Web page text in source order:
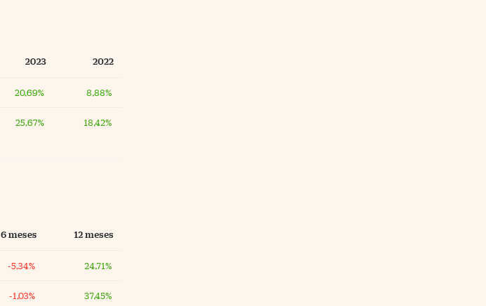
2023 2022
20,69% 8,88%
25,67% 18,42%
6 meses 12 meses
-5,34% 24,71%
-1,03% 37,45%